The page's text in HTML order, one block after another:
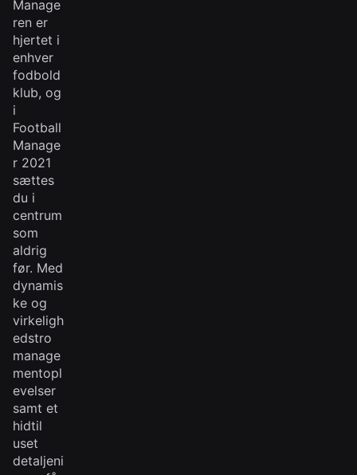
Manage
ren er
hjertet i
enhver
fodbold
klub, og
i
Football
Manage
r 2021
sættes
du i
centrum
som
aldrig
før. Med
dynamis
ke og
virkeligh
edstro
manage
mentopl
evelser
samt et
hidtil
uset
detaljeni